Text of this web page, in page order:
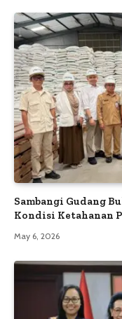
Sambangi Gudang
Kondisi Ketahanan
May 6, 2026